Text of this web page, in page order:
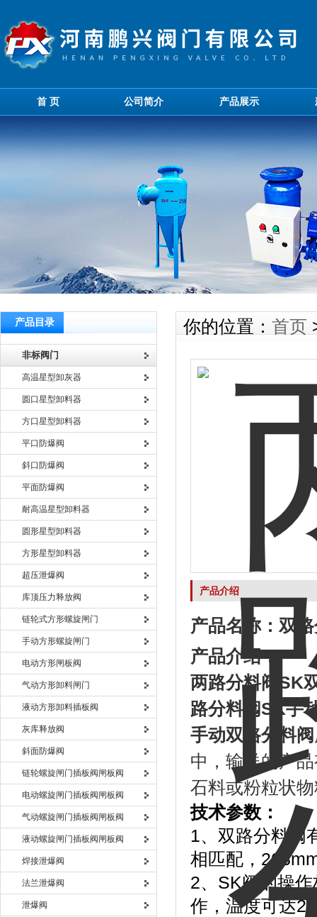
首 页 公司简介 产品展示
产品目录
非标阀门
高温星型卸灰器
圆口星型卸料器
方口星型卸料器
平口防爆阀
斜口防爆阀
平面防爆阀
耐高温星型卸料器
圆形星型卸料器
方形星型卸料器
超压泄爆阀
库顶压力释放阀
链轮式方形螺旋闸门
手动方形螺旋闸门
电动方形闸板阀
气动方形卸料闸门
液动方形卸料插板阀
灰库释放阀
斜面防爆阀
链轮螺旋闸门插板阀闸板阀
电动螺旋闸门插板阀闸板阀
气动螺旋闸门插板阀闸板阀
液动螺旋闸门插板阀闸板阀
焊接泄爆阀
法兰泄爆阀
泄爆阀
你的位置： 首页
产品介绍
产品名称： 双
产品介绍：
两路分料阀
SK
路分料阀SK手
手动双路分料阀
中，输送的产
石料或粉粒状
技术参数：
1、双路分料阀
相匹配，
2、SK阀的操
作，温度可达